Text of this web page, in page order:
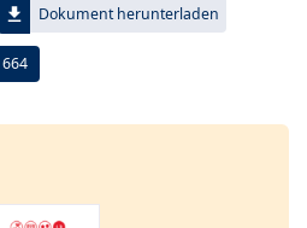
file_download Dokument herunterladen
664